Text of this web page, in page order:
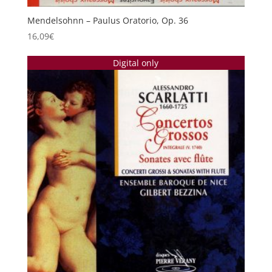
Mendelsohnn – Paulus Oratorio, Op. 36
16,09€
Digital only